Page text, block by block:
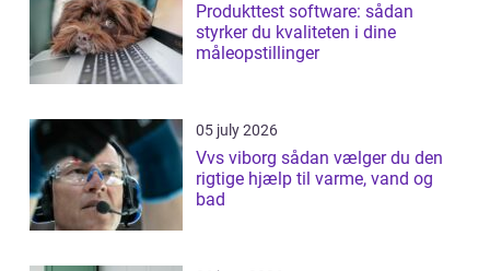
Produkttest software: sådan
styrker du kvaliteten i dine
måleopstillinger
05 july 2026
Vvs viborg sådan vælger du den
rigtige hjælp til varme, vand og
bad